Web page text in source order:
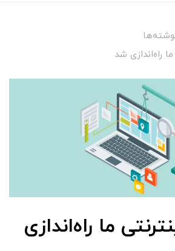
راه‌اندازی شد
ما راه‌اندازی